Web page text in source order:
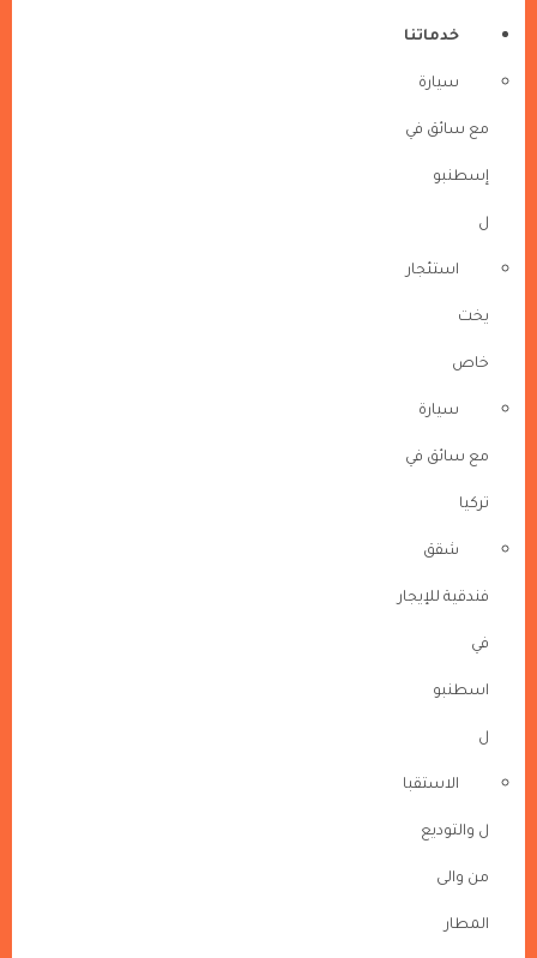
خدماتنا
سيارة
مع سائق في
إسطنبو
ل
استئجار
يخت
خاص
سيارة
مع سائق في
تركيا
شقق
فندقية للإيجار
في
اسطنبو
ل
الاستقبا
ل والتوديع
من والى
المطار